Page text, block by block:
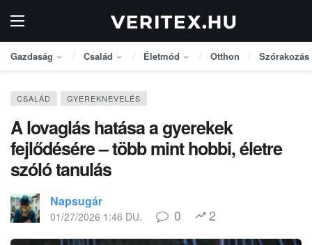
Gazdaság Család Életmód Otthon Szórakozás
CSALÁD GYEREKNEVELÉS
A lovaglás hatása a gyerekek
fejlődésére – több mint hobbi, életre
szóló tanulás
Napsugár
01/27/2026 1:46 DU. 0 2